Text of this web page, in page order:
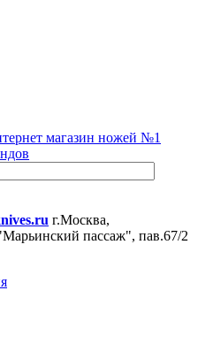
магазин ножей №1
г.Москва,
пассаж", пав.67/2